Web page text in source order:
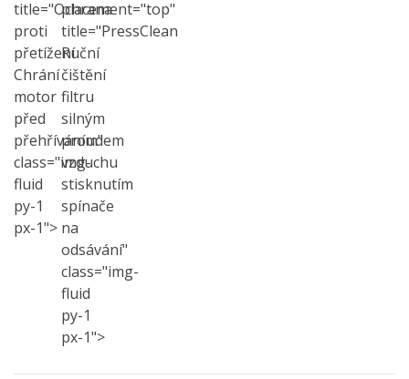
title="Ochrana
proti
přetížení
Chrání
motor
před
přehříváním"
class="img-
fluid
py-1
px-1">
placement="top"
title="PressClean
Ruční
čištění
filtru
silným
proudem
vzduchu
stisknutím
spínače
na
odsávání"
class="img-
fluid
py-1
px-1">